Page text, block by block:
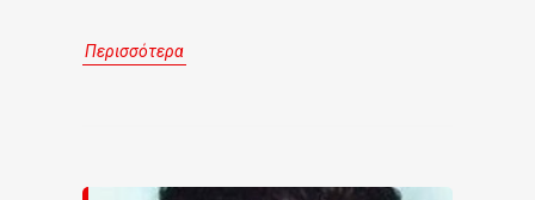
Περισσότερα